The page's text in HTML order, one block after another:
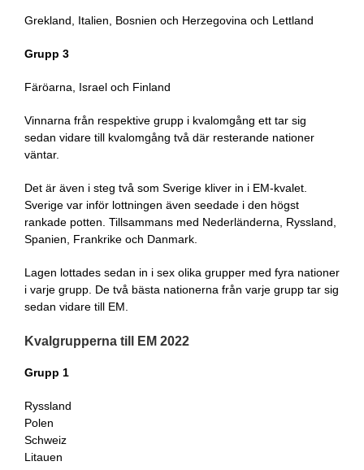
Grekland, Italien, Bosnien och Herzegovina och Lettland
Grupp 3
Färöarna, Israel och Finland
Vinnarna från respektive grupp i kvalomgång ett tar sig
sedan vidare till kvalomgång två där resterande nationer
väntar.
Det är även i steg två som Sverige kliver in i EM-kvalet.
Sverige var inför lottningen även seedade i den högst
rankade potten. Tillsammans med Nederländerna, Ryssland,
Spanien, Frankrike och Danmark.
Lagen lottades sedan in i sex olika grupper med fyra nationer
i varje grupp. De två bästa nationerna från varje grupp tar sig
sedan vidare till EM.
Kvalgrupperna till EM 2022
Grupp 1
Ryssland
Polen
Schweiz
Litauen